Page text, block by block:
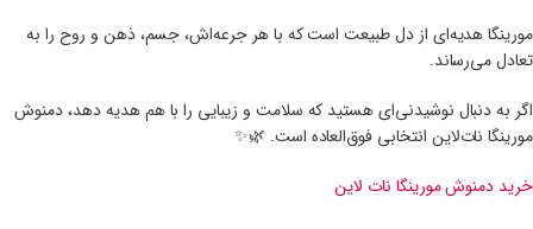
مورینگا هدیه‌ای از دل طبیعت است که با هر جرعه‌اش، جسم، ذهن و روح را به
تعادل می‌رساند.
اگر به دنبال نوشیدنی‌ای هستید که سلامت و زیبایی را با هم هدیه دهد، دمنوش
مورینگا نات‌لاین انتخابی فوق‌العاده است. 🌿✨
خرید دمنوش مورینگا نات لاین